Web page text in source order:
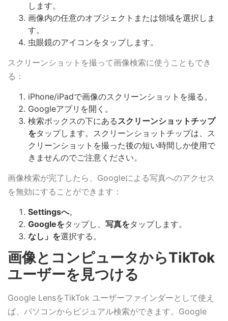
します。
画像内の任意のオブジェクトまたは領域を選択しま
す。
虫眼鏡のアイコンをタップします。
スクリーンショットを撮って画像検索に使うこともでき
る：
iPhone/iPadで画像のスクリーンショットを撮る。
Googleアプリを開く。
検索ボックスの下にあるスクリーンショットチップ
をタップします。スクリーンショットチップは、ス
クリーンショットを撮った後の短い時間しか使用で
きませんのでご注意ください。
画像検索が完了したら、Googleによる写真へのアクセス
を無効にすることができます：
Settingsへ。
Googleをタップし、 写真をタップします。
なし」を選択する。
画像とコンピュータからTikTok
ユーザーを見つける
Google LensをTikTok ユーザーファインダーとして使え
ば、パソコンからビジュアル検索ができます。Google